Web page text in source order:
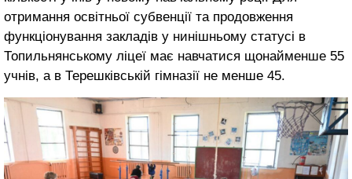
отримання освітньої субвенції та продовження
функціонування закладів у нинішньому статусі в
Топильнянському ліцеї має навчатися щонайменше 55
учнів, а в Терешківській гімназії не менше 45.